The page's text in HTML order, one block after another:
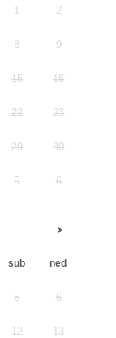
1 2
8 9
15 16
22 23
29 30
5 6
sub ned
5 6
12 13